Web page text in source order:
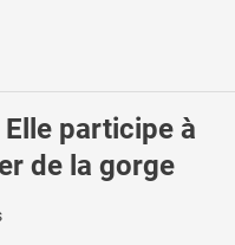
Elle participe à
de la gorge